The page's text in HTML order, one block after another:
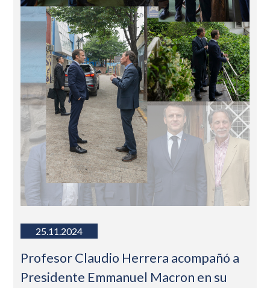
25.11.2024
Profesor Claudio Herrera acompañó a
Presidente Emmanuel Macron en su